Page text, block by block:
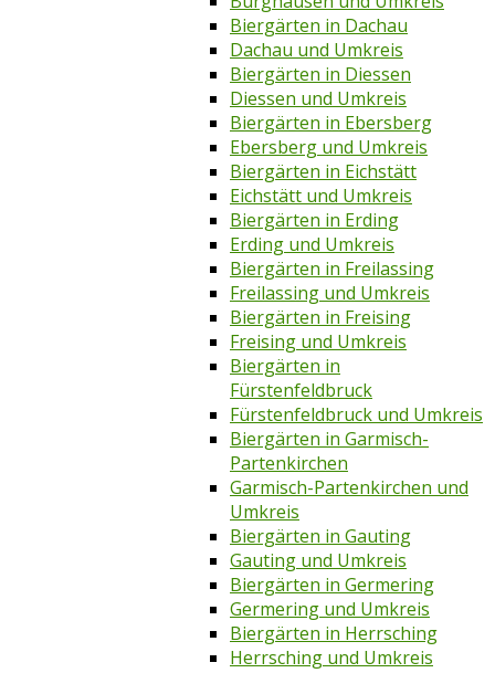
Biergärten in Dachau
Dachau und Umkreis
Biergärten in Diessen
Diessen und Umkreis
Biergärten in Ebersberg
Ebersberg und Umkreis
Biergärten in Eichstätt
Eichstätt und Umkreis
Biergärten in Erding
Erding und Umkreis
Biergärten in Freilassing
Freilassing und Umkreis
Biergärten in Freising
Freising und Umkreis
Biergärten in
Fürstenfeldbruck
Fürstenfeldbruck und Umkreis
Biergärten in Garmisch-
Partenkirchen
Garmisch-Partenkirchen und
Umkreis
Biergärten in Gauting
Gauting und Umkreis
Biergärten in Germering
Germering und Umkreis
Biergärten in Herrsching
Herrsching und Umkreis